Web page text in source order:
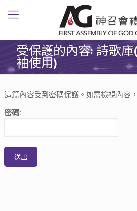
受保護的內容: 詩歌
袖使用)
這篇內容受到密碼保護。如需檢視內容
密碼: